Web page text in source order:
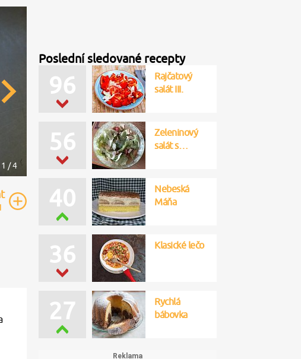
1 / 4
Poslední sledované recepty
96
Rajčatový
salát III.
56
Zeleninový
salát s…
40
Nebeská
Máňa
36 Klasické lečo
27
Rychlá
bábovka